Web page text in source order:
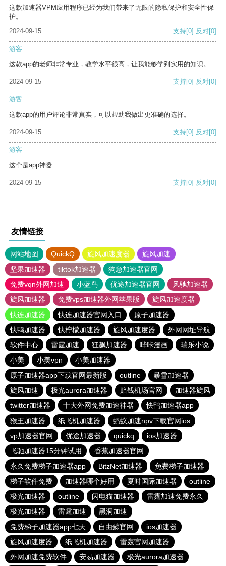
这款加速器VPM应用程序已经为我们带来了无限的隐私保护和安全性保
护。
2024-09-15
支持[0] 反对[0]
游客
这款app的老师非常专业，教学水平很高，让我能够学到实用的知识。
2024-09-15 支持[0] 反对[0]
游客
这款app的用户评论非常真实，可以帮助我做出更准确的选择。
2024-09-15 支持[0] 反对[0]
游客
这个是app神器
2024-09-15 支持[0] 反对[0]
友情链接
网站地图 QuickQ 旋风加速度器
旋风加速
坚果加速器
tiktok加速器
狗急加速器官网
免费vqn外网加速
小蓝鸟 优途加速器官网
风驰加速器
旋风加速器
免费vps加速器外网苹果版
旋风加速度器
快连加速器
快连加速器官网入口
原子加速器
快鸭加速器
快柠檬加速器 旋风加速度器
外网网址导航
软件中心
雷霆加速 狂飙加速器 哔咔漫画
瑞乐小说
小美
小美vpn
小美加速器
原子加速器app下载官网最新版
outline
暴雪加速器
旋风加速
极光aurora加速器 赔钱机场官网
加速器旋风
twitter加速器
十大外网免费加速神器
快鸭加速器app
猴王加速器
纸飞机加速器
蚂蚁加速npv下载官网ios
vp加速器官网
优途加速器 quickq
ios加速器
飞驰加速器15分钟试用
香蕉加速器官网
永久免费梯子加速器app
BitzNet加速器
免费梯子加速器
梯子软件免费
加速器哪个好用 夏时国际加速器
outline
极光加速器
outline 闪电猫加速器
雷霆加速免费永久
极光加速器
雷霆加速
黑洞加速
免费梯子加速器app七天
自由鲸官网
ios加速器
旋风加速度器
纸飞机加速器
雷轰官网加速器
外网加速免费软件
安易加速器 极光aurora加速器